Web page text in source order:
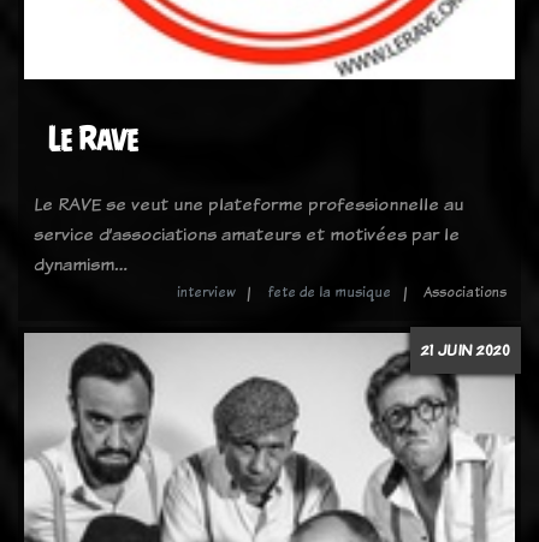
Le Rave
Le RAVE se veut une plateforme professionnelle au
service d’associations amateurs et motivées par le
dynamism…
interview fete de la musique Associations
21 JUIN 2020